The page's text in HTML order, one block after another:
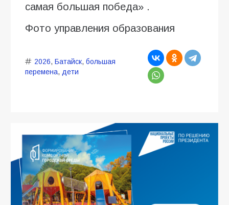
самая большая победа» .
Фото управления образования
2026, Батайск, большая
перемена, дети